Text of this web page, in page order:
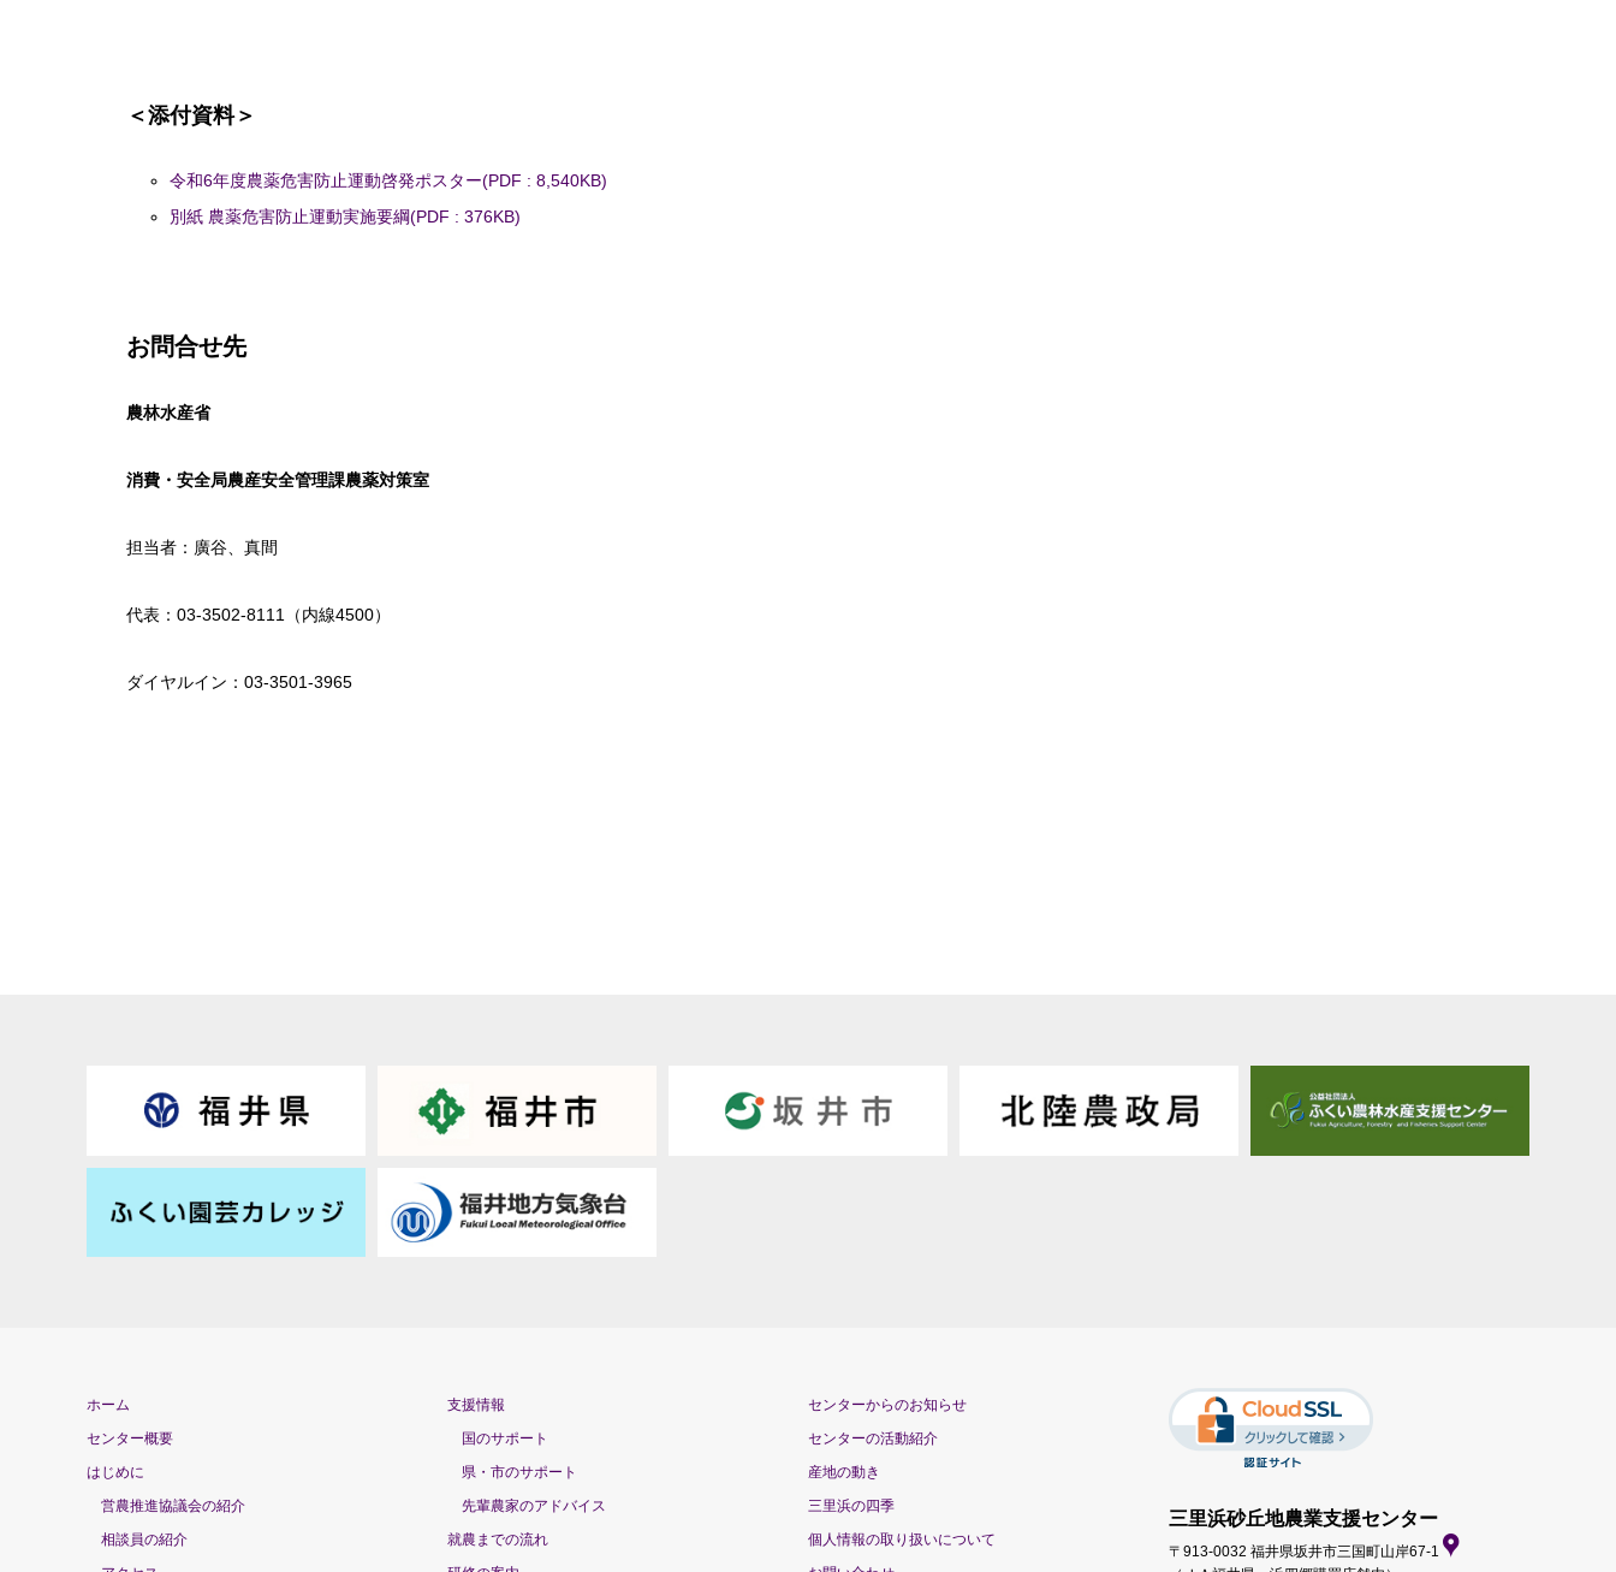
＜添付資料＞
令和6年度農薬危害防止運動啓発ポスター(PDF : 8,540KB)
別紙 農薬危害防止運動実施要綱(PDF : 376KB)
お問合せ先
農林水産省
消費・安全局農産安全管理課農薬対策室
担当者：廣谷、真間
代表：03-3502-8111（内線4500）
ダイヤルイン：03-3501-3965
ホーム
センター概要
はじめに
営農推進協議会の紹介
相談員の紹介
支援情報
国のサポート
県・市のサポート
先輩農家のアドバイス
就農までの流れ
センターからのお知らせ
センターの活動紹介
産地の動き
三里浜の四季
個人情報の取り扱いについて
三里浜砂丘地農業支援センター
〒913-0032 福井県坂井市三国町山岸67-1